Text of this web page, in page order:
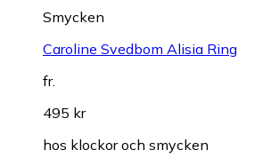
Smycken
Caroline Svedbom Alisia Ring
fr.
495 kr
hos klockor och smycken